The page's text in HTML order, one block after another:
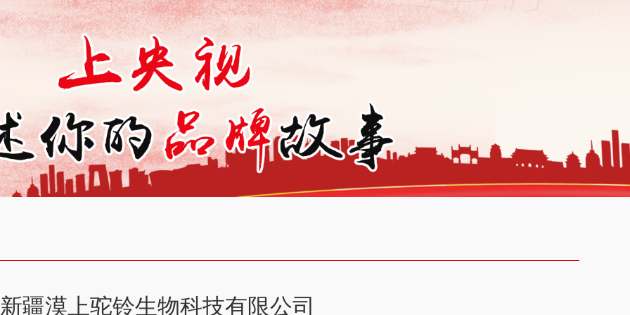
新疆漠上驼铃生物科技有限公司